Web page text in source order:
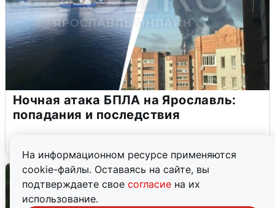
На информационном ресурсе применяются
cookie-файлы. Оставаясь на сайте, вы
подтверждаете свое согласие на их
использование.
Ночная атака БПЛА на Ярославль:
попадания и последствия